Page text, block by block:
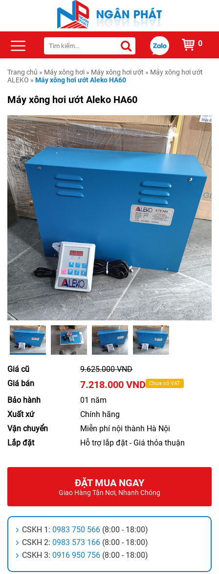
0
Trang chủ » Máy xông hơi » Máy xông hơi ướt » Máy xông hơi ướt
ALEKO » Máy xông hơi ướt Aleko HA60
Máy xông hơi ướt Aleko HA60
Giá cũ
9.625.000 VND
Giá bán
7.218.000 VND Chưa có VAT
Bảo hành
01 năm
Xuất xứ
Chính hãng
Vận chuyển
Miễn phí nội thành Hà Nội
Lắp đặt
Hỗ trợ lắp đặt - Giá thỏa thuận
ĐẶT MUA NGAY
Giao Hàng Tận Nơi, Nhanh Chóng
CSKH 1: 0983 750 566 (8:00 - 18:00)
CSKH 2: 0983 573 166 (8:00 - 18:00)
CSKH 3: 0916 950 756 (8:00 - 18:00)